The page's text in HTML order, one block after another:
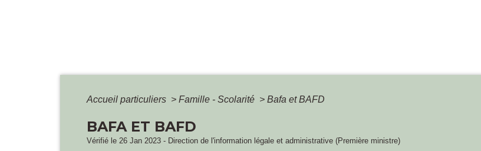
Accueil particuliers > Famille - Scolarité > Bafa et BAFD
BAFA ET BAFD
Vérifié le 26 Jan 2023 - Direction de l'information légale et administrative (Première ministre)